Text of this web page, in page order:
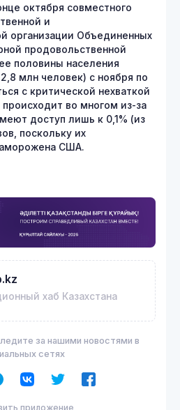
октября совместного
и
организации Объединенных
продовольственной
половины населения
млн человек) с ноября по
с критической нехваткой
во многом из-за
доступ лишь к 0,1% (из
поскольку их
США.
хаб Казахстана
за нашими новостями в
сетях
приложение